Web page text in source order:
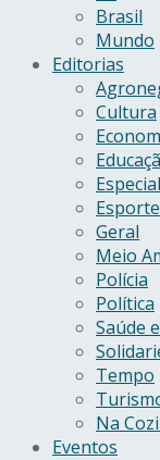
Brasil
Mundo
Editorias
Cultura
Especial
Esporte
Geral
Meio
Polícia
Política
Saúde
Tempo
Na
Eventos